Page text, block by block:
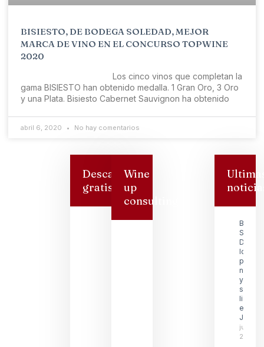
BISIESTO, DE BODEGA SOLEDAD, MEJOR
MARCA DE VINO EN EL CONCURSO TOPWINE
2020
Los cinco vinos que completan la
gama BISIESTO han obtenido medalla. 1 Gran Oro, 3 Oro
y una Plata. Bisiesto Cabernet Sauvignon ha obtenido
abril 6, 2020 No hay comentarios
Descarga
gratis
Wine
up
consulting
San
logra
y
su
en la
Jumilla
junio
2026